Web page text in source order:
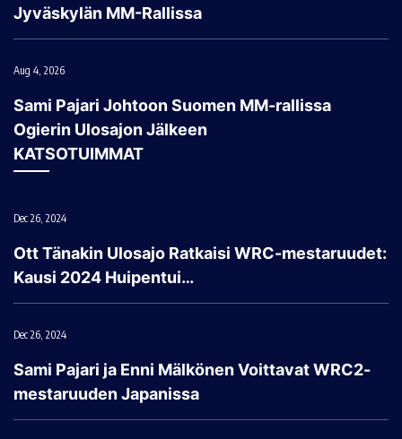
Jyväskylän MM-Rallissa
Aug 4, 2026
Sami Pajari Johtoon Suomen MM-rallissa
Ogierin Ulosajon Jälkeen
KATSOTUIMMAT
Dec 26, 2024
Ott Tänakin Ulosajo Ratkaisi WRC-mestaruudet:
Kausi 2024 Huipentui…
Dec 26, 2024
Sami Pajari ja Enni Mälkönen Voittavat WRC2-
mestaruuden Japanissa